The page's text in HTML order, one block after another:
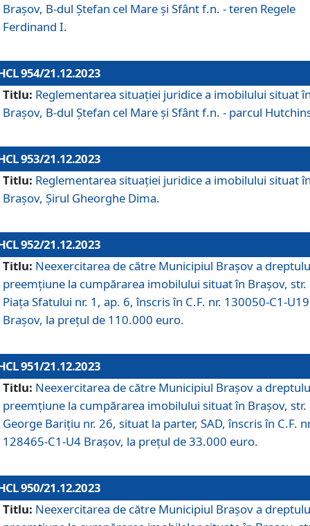
Brașov, B-dul Ștefan cel Mare și Sfânt f.n. - teren Regele
Ferdinand I.
954/21.12.2023
Titlu: Reglementarea situației juridice a imobilului situat
Brașov, B-dul Ștefan cel Mare și Sfânt f.n. - parcul
953/21.12.2023
Titlu: Reglementarea situației juridice a imobilului situat
Brașov, Șirul Gheorghe Dima.
952/21.12.2023
Titlu: Neexercitarea de către Municipiul Brașov a
preemțiune la cumpărarea imobilului situat în Brașov, str.
Piața Sfatului nr. 1, ap. 6, înscris în C.F. nr. 130050-C1-U19
Brașov, la prețul de 110.000 euro.
951/21.12.2023
Titlu: Neexercitarea de către Municipiul Brașov a
preemțiune la cumpărarea imobilului situat în Brașov, str.
George Barițiu nr. 26, situat la parter, SAD, înscris în C.F.
128465-C1-U4 Brașov, la prețul de 33.000 euro.
950/21.12.2023
Titlu: Neexercitarea de către Municipiul Brașov a